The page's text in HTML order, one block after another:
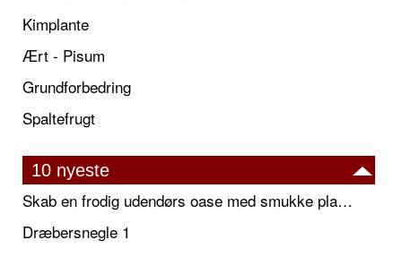
Kimplante
Ært - Pisum
Grundforbedring
Spaltefrugt
10 nyeste
Skab en frodig udendørs oase med smukke plantekrukker og elegante espalier
Dræbersnegle 1